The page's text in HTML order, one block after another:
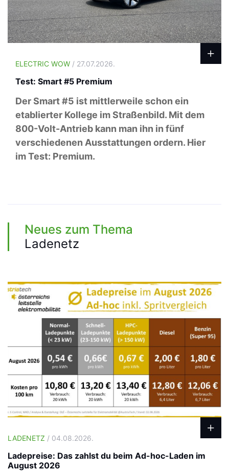
ELECTRIC WOW / 27.07.2026.
Test: Smart #5 Premium
Der Smart #5 ist mittlerweile schon ein
etablierter Kollege im Straßenbild. Mit dem
800-Volt-Antrieb kann man ihn in fünf
verschiedenen Ausstattungen ordern. Hier
im Test: Premium.
Neues zum Thema
Ladenetz
LADENETZ / 04.08.2026.
Ladepreise: Das zahlst du beim Ad-hoc-Laden im
August 2026